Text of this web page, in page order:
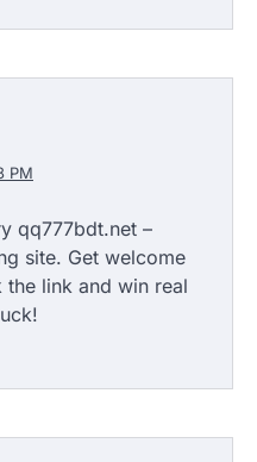
PM
qq777bdt.net –
site. Get welcome
link and win real